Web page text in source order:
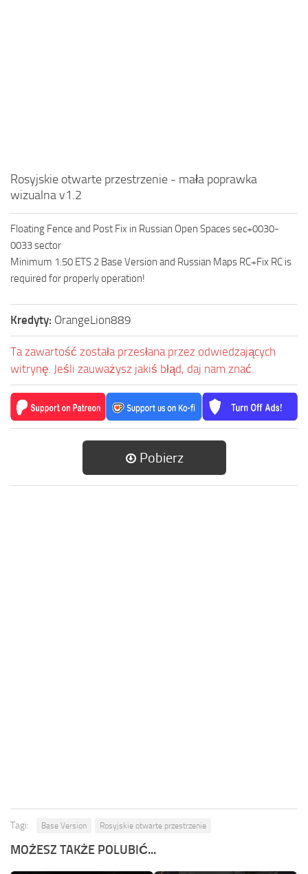
Rosyjskie otwarte przestrzenie - mała poprawka
wizualna v1.2
Floating Fence and Post Fix in Russian Open Spaces sec+0030-
0033 sector
Minimum 1.50 ETS 2 Base Version and Russian Maps RC+Fix RC is
required for properly operation!
Kredyty: OrangeLion889
Ta zawartość została przesłana przez odwiedzających
witrynę. Jeśli zauważysz jakiś błąd, daj nam znać.
Pobierz
Tagi: Base Version Rosyjskie otwarte przestrzenie
MOŻESZ TAKŻE POLUBIĆ...